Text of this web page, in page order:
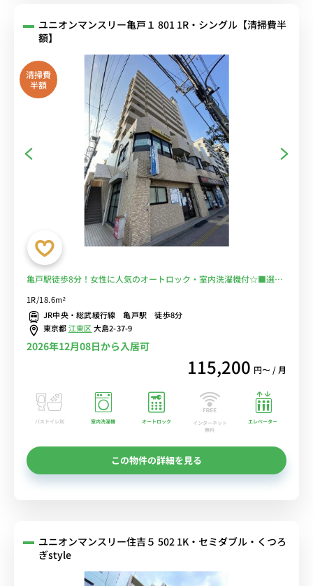
ユニオンマンスリー亀戸１ 801 1R・シングル【清掃費半
額】
清掃費
半額
亀戸駅徒歩8分！女性に人気のオートロック・室内洗濯機付☆■選べ
1R/18.6m²
JR中央・総武緩行線 亀戸駅 徒歩8分
東京都江東区大島2-37-9
2026年12月08日から入居可
115,200 円〜 / 月
バストイレ別 室内洗濯機 オートロック
インターネット
無料
エレベーター
この物件の詳細を見る
ユニオンマンスリー住吉５ 502 1K・セミダブル・くつろ
ぎstyle